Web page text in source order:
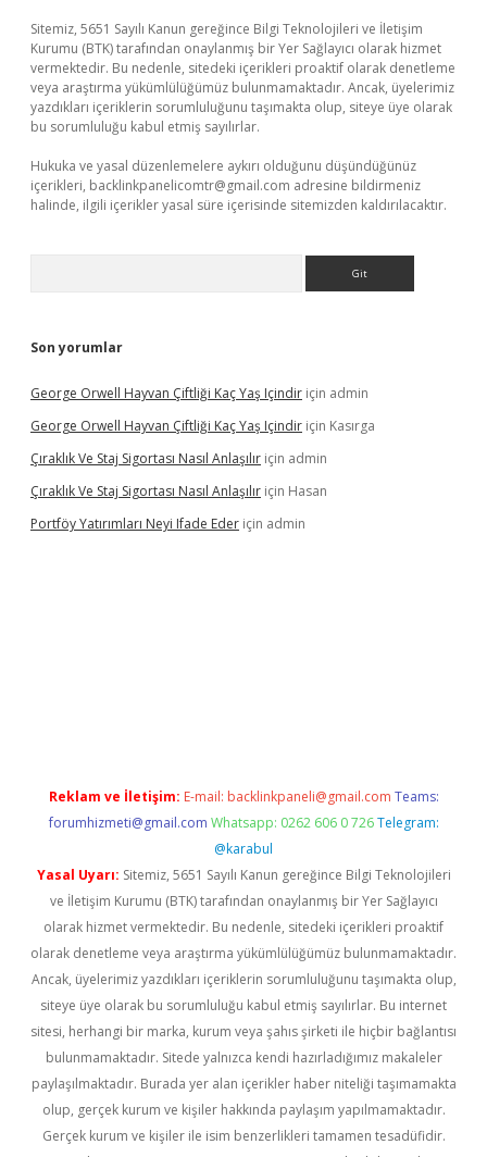
Sitemiz, 5651 Sayılı Kanun gereğince Bilgi Teknolojileri ve İletişim
Kurumu (BTK) tarafından onaylanmış bir Yer Sağlayıcı olarak hizmet
vermektedir. Bu nedenle, sitedeki içerikleri proaktif olarak denetleme
veya araştırma yükümlülüğümüz bulunmamaktadır. Ancak, üyelerimiz
yazdıkları içeriklerin sorumluluğunu taşımakta olup, siteye üye olarak
bu sorumluluğu kabul etmiş sayılırlar.
Hukuka ve yasal düzenlemelere aykırı olduğunu düşündüğünüz
içerikleri, backlinkpanelicomtr@gmail.com adresine bildirmeniz
halinde, ilgili içerikler yasal süre içerisinde sitemizden kaldırılacaktır.
Son yorumlar
George Orwell Hayvan Çiftliği Kaç Yaş Içindir için admin
George Orwell Hayvan Çiftliği Kaç Yaş Içindir için Kasırga
Çıraklık Ve Staj Sigortası Nasıl Anlaşılır için admin
Çıraklık Ve Staj Sigortası Nasıl Anlaşılır için Hasan
Portföy Yatırımları Neyi Ifade Eder için admin
Reklam ve İletişim: E-mail: backlinkpaneli@gmail.com Teams:
forumhizmeti@gmail.com Whatsapp: 0262 606 0 726 Telegram:
@karabul
Yasal Uyarı: Sitemiz, 5651 Sayılı Kanun gereğince Bilgi Teknolojileri
ve İletişim Kurumu (BTK) tarafından onaylanmış bir Yer Sağlayıcı
olarak hizmet vermektedir. Bu nedenle, sitedeki içerikleri proaktif
olarak denetleme veya araştırma yükümlülüğümüz bulunmamaktadır.
Ancak, üyelerimiz yazdıkları içeriklerin sorumluluğunu taşımakta olup,
siteye üye olarak bu sorumluluğu kabul etmiş sayılırlar. Bu internet
sitesi, herhangi bir marka, kurum veya şahıs şirketi ile hiçbir bağlantısı
bulunmamaktadır. Sitede yalnızca kendi hazırladığımız makaleler
paylaşılmaktadır. Burada yer alan içerikler haber niteliği taşımamakta
olup, gerçek kurum ve kişiler hakkında paylaşım yapılmamaktadır.
Gerçek kurum ve kişiler ile isim benzerlikleri tamamen tesadüfidir.